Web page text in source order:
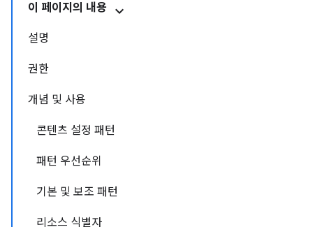
이 페이지의 내용
설명
권한
개념 및 사용
콘텐츠 설정 패턴
패턴 우선순위
기본 및 보조 패턴
리소스 식별자